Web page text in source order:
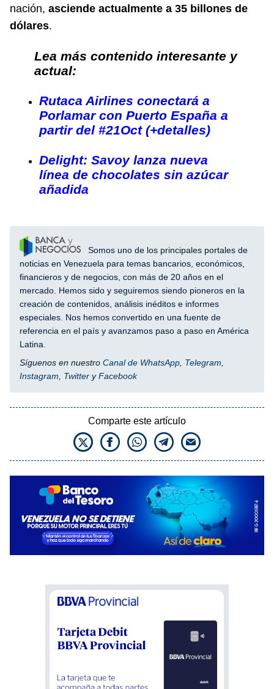
nación, asciende actualmente a 35 billones de
dólares.
Lea más contenido interesante y
actual:
Rutaca Airlines conectará a
Porlamar con Puerto España a
partir del #21Oct (+detalles)
Delight: Savoy lanza nueva
línea de chocolates sin azúcar
añadida
Somos uno de los principales portales de
noticias en Venezuela para temas bancarios, económicos,
financieros y de negocios, con más de 20 años en el
mercado. Hemos sido y seguiremos siendo pioneros en la
creación de contenidos, análisis inéditos e informes
especiales. Nos hemos convertido en una fuente de
referencia en el país y avanzamos paso a paso en América
Latina.
Síguenos en nuestro Canal de WhatsApp Telegram
Instagram
Twitter yFacebook
Comparte este artículo